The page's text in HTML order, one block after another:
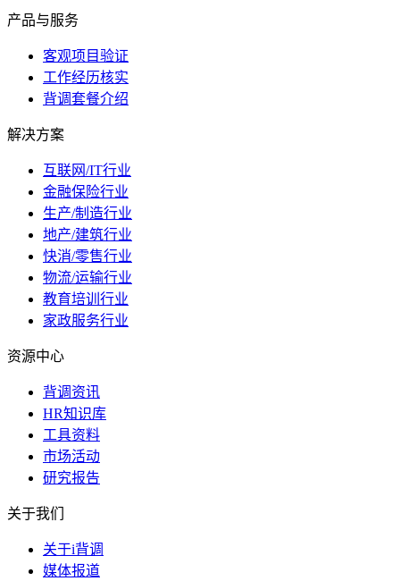
产品与服务
客观项目验证
工作经历核实
背调套餐介绍
解决方案
互联网/IT行业
金融保险行业
生产/制造行业
地产/建筑行业
快消/零售行业
物流/运输行业
教育培训行业
家政服务行业
资源中心
背调资讯
HR知识库
工具资料
市场活动
研究报告
关于我们
关于i背调
媒体报道